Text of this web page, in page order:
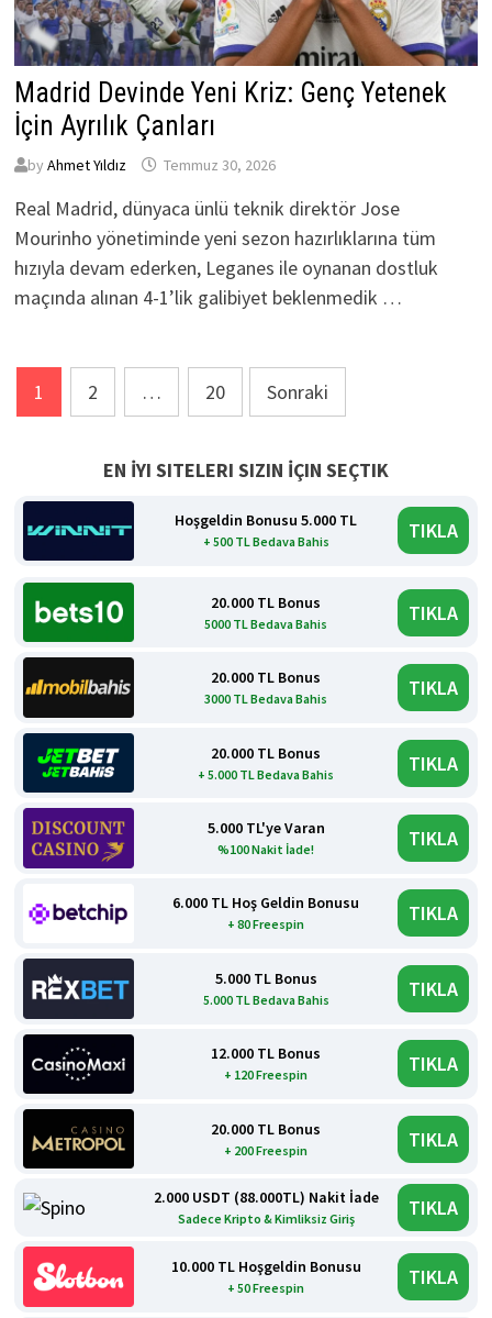
Madrid Devinde Yeni Kriz: Genç Yetenek
İçin Ayrılık Çanları
by Ahmet Yıldız Temmuz 30, 2026
Real Madrid, dünyaca ünlü teknik direktör Jose
Mourinho yönetiminde yeni sezon hazırlıklarına tüm
hızıyla devam ederken, Leganes ile oynanan dostluk
maçında alınan 4-1’lik galibiyet beklenmedik …
Yazı
sayfalaması
1 2 … 20 Sonraki
EN İYI SITELERI SIZIN İÇIN SEÇTIK
Hoşgeldin Bonusu 5.000 TL
+ 500 TL Bedava Bahis TIKLA
20.000 TL Bonus
5000 TL Bedava Bahis TIKLA
20.000 TL Bonus
3000 TL Bedava Bahis TIKLA
20.000 TL Bonus
+ 5.000 TL Bedava Bahis TIKLA
5.000 TL'ye Varan
%100 Nakit İade! TIKLA
6.000 TL Hoş Geldin Bonusu
+ 80 Freespin TIKLA
5.000 TL Bonus
5.000 TL Bedava Bahis TIKLA
12.000 TL Bonus
+ 120 Freespin TIKLA
20.000 TL Bonus
+ 200 Freespin TIKLA
2.000 USDT (88.000TL) Nakit İade
Sadece Kripto & Kimliksiz Giriş TIKLA
10.000 TL Hoşgeldin Bonusu
+ 50 Freespin TIKLA